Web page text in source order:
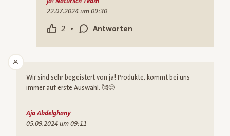
2 • Antworten
22.07.2024 um 09:30
Wir sind sehr begeistert von ja! Produkte, kommt bei uns
immer auf erste Auswahl. 🥰😊
Aja Abdelghany
05.09.2024 um 09:11